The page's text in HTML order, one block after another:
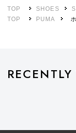
TOP SHOES
TOP
PUMA